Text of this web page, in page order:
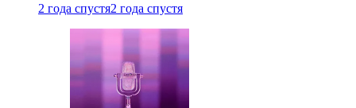
2 года спустя2 года спустя